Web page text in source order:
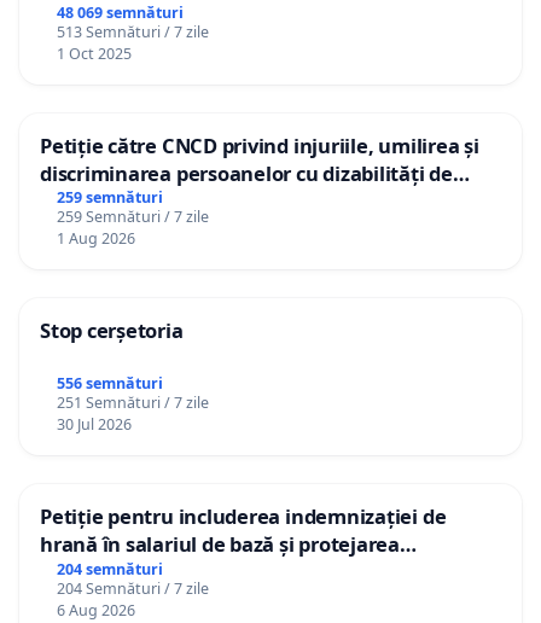
48 069 semnături
513 Semnături / 7 zile
1 Oct 2025
Petiție către CNCD privind injuriile, umilirea și
discriminarea persoanelor cu dizabilități de
către utilizatorul TikTok „Gorici”
259 semnături
259 Semnături / 7 zile
1 Aug 2026
Stop cerșetoria
556 semnături
251 Semnături / 7 zile
30 Jul 2026
Petiție pentru includerea indemnizației de
hrană în salariul de bază și protejarea
gradațiilor de vechime pentru asistenții
personali
204 semnături
204 Semnături / 7 zile
6 Aug 2026